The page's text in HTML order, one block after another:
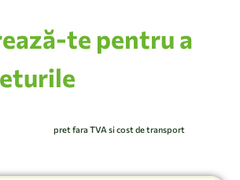
te pentru a
pret fara TVA si cost de transport